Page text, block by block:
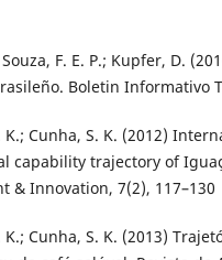
Souza, F. E. P.; Kupfer, D.
Boletin Informativo
K.; Cunha, S. K. (2012)
capability trajectory of
& Innovation, 7(2), 117–130
K.; Cunha, S. K. (2013)